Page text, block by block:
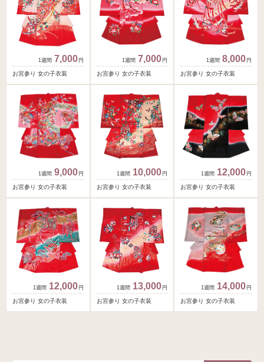
7,000 円
お宮参り 女の子衣装
7,000 円
お宮参り 女の子衣装
8,000 円
お宮参り 女の子衣装
9,000 円
お宮参り 女の子衣装
10,000 円
お宮参り 女の子衣装
12,000 円
お宮参り 女の子衣装
12,000 円
お宮参り 女の子衣装
13,000 円
お宮参り 女の子衣装
14,000 円
お宮参り 女の子衣装